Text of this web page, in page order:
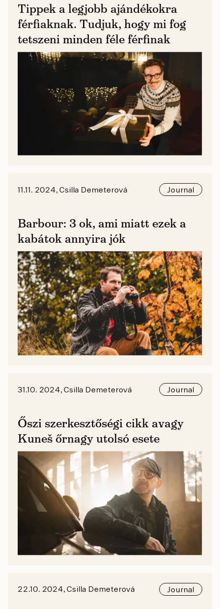
Tippek a legjobb ajándékokra
férfiaknak. Tudjuk, hogy mi fog
tetszeni minden féle férfinak
11.11. 2024, Csilla Demeterová Journal
Barbour: 3 ok, ami miatt ezek a
kabátok annyira jók
31.10. 2024, Csilla Demeterová Journal
Őszi szerkesztőségi cikk avagy
Kuneš őrnagy utolsó esete
22.10. 2024, Csilla Demeterová Journal